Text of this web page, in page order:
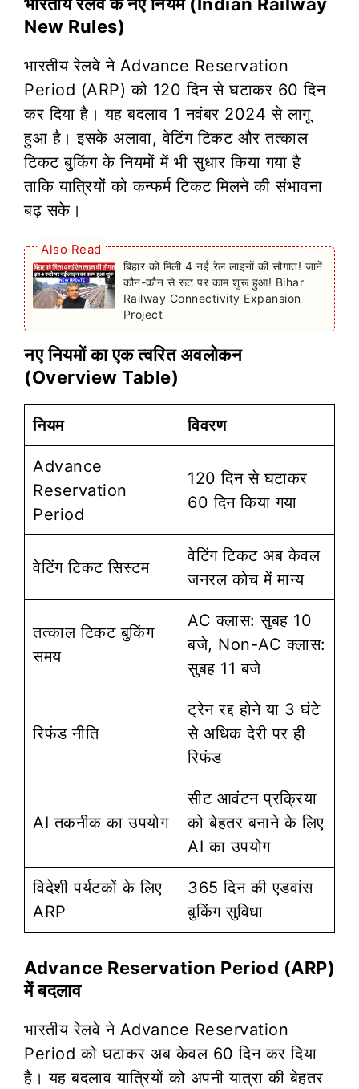
New Rules)
भारतीय रेलवे ने Advance Reservation
Period (ARP) को 120 दिन से घटाकर 60 दिन
कर दिया है। यह बदलाव 1 नवंबर 2024 से लागू
हुआ है। इसके अलावा, वेटिंग टिकट और तत्काल
टिकट बुकिंग के नियमों में भी सुधार किया गया है
ताकि यात्रियों को कन्फर्म टिकट मिलने की संभावना
बढ़ सके।
Also Read
बिहार को मिली 4 नई रेल लाइनों की सौगात! जानें
कौन-कौन से रूट पर काम शुरू हुआ! Bihar
Railway Connectivity Expansion
Project
नए नियमों का एक त्वरित अवलोकन
(Overview Table)
नियम विवरण
Advance
Reservation
Period
120 दिन से घटाकर
60 दिन किया गया
वेटिंग टिकट सिस्टम
वेटिंग टिकट अब केवल
जनरल कोच में मान्य
तत्काल टिकट बुकिंग
समय
AC क्लास: सुबह 10
बजे, Non-AC क्लास:
सुबह 11 बजे
रिफंड नीति
ट्रेन रद्द होने या 3 घंटे
से अधिक देरी पर ही
रिफंड
AI तकनीक का उपयोग
सीट आवंटन प्रक्रिया
को बेहतर बनाने के लिए
AI का उपयोग
विदेशी पर्यटकों के लिए
ARP
365 दिन की एडवांस
बुकिंग सुविधा
Advance Reservation Period (ARP)
में बदलाव
भारतीय रेलवे ने Advance Reservation
Period को घटाकर अब केवल 60 दिन कर दिया
है। यह बदलाव यात्रियों को अपनी यात्रा की बेहतर